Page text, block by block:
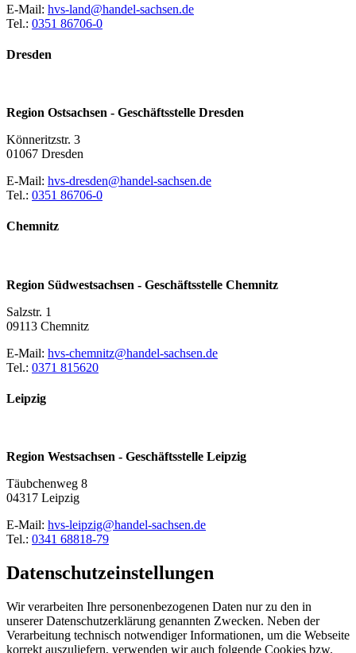
E-Mail: hvs-land@handel-sachsen.de
Tel.: 0351 86706-0
Dresden
Region Ostsachsen - Geschäftsstelle Dresden
Könneritzstr. 3
01067 Dresden
E-Mail: hvs-dresden@handel-sachsen.de
Tel.: 0351 86706-0
Chemnitz
Region Südwestsachsen - Geschäftsstelle Chemnitz
Salzstr. 1
09113 Chemnitz
E-Mail: hvs-chemnitz@handel-sachsen.de
Tel.: 0371 815620
Leipzig
Region Westsachsen - Geschäftsstelle Leipzig
Täubchenweg 8
04317 Leipzig
E-Mail: hvs-leipzig@handel-sachsen.de
Tel.: 0341 68818-79
Datenschutzeinstellungen
Wir verarbeiten Ihre personenbezogenen Daten nur zu den in
unserer Datenschutzerklärung genannten Zwecken. Neben der
Verarbeitung technisch notwendiger Informationen, um die Webseite
korrekt auszuliefern, verwenden wir auch folgende Cookies bzw.